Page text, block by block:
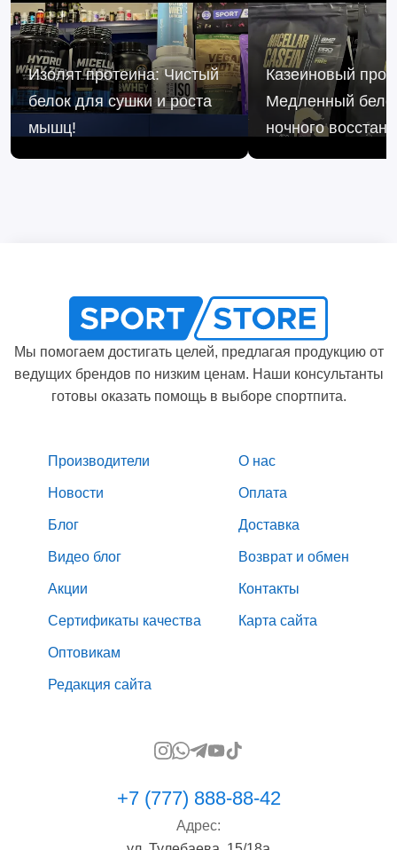
Изолят протеина: Чистый
белок для сушки и роста
мышц!
Казеиновый
Медленный
ночного
Мы помогаем достигать целей, предлагая продукцию от
ведущих брендов по низким ценам. Наши консультанты
готовы оказать помощь в выборе спортпита.
Производители
Новости
Блог
Видео блог
Акции
Сертификаты качества
Оптовикам
Редакция сайта
О нас
Оплата
Доставка
Возврат и обмен
Контакты
Карта сайта
+7 (777) 888-88-42
Адрес: